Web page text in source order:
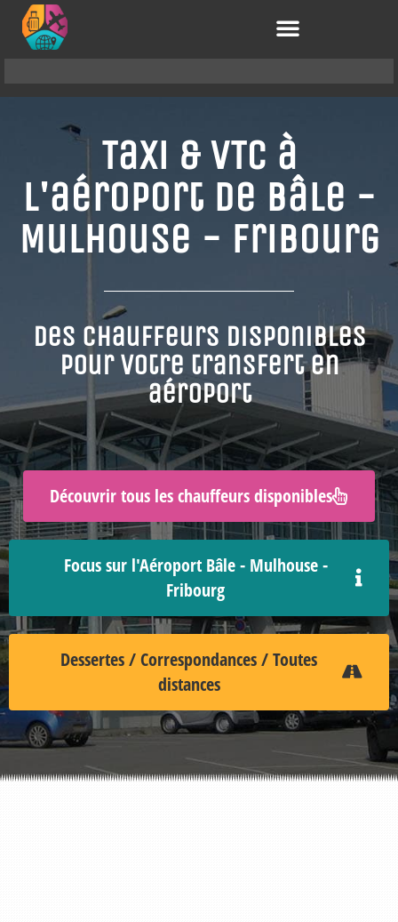
Taxi & VTC à
l'aéroport de Bâle -
Mulhouse - Fribourg
Des chauffeurs disponibles
pour votre transfert en
aéroport
Découvrir tous les chauffeurs disponibles
Focus sur l'Aéroport Bâle - Mulhouse -
Fribourg
Dessertes / Correspondances / Toutes
distances